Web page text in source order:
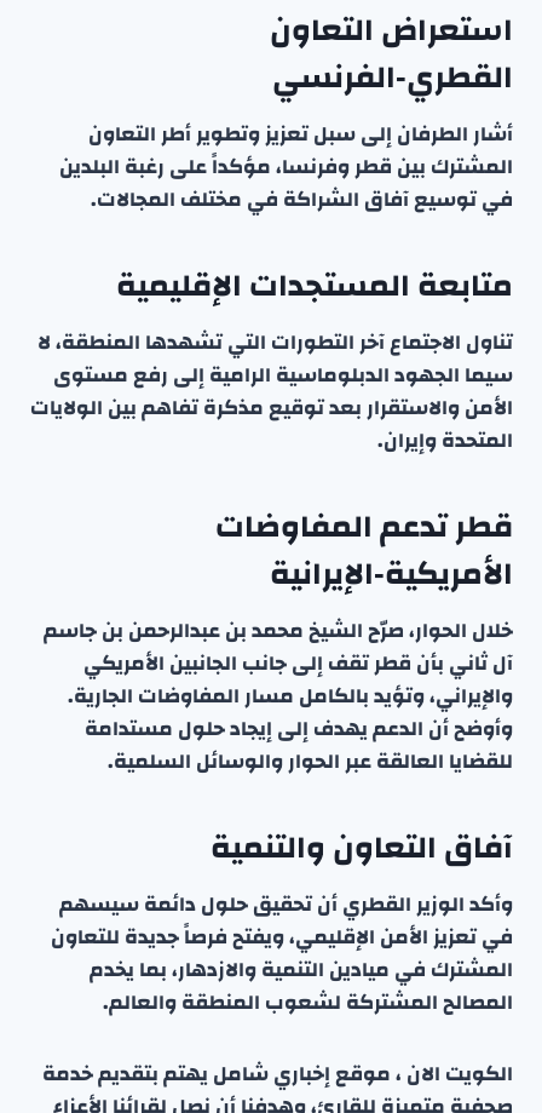
استعراض التعاون
القطري‑الفرنسي
أشار الطرفان إلى سبل تعزيز وتطوير أطر التعاون
المشترك بين قطر وفرنسا، مؤكداً على رغبة البلدين
في توسيع آفاق الشراكة في مختلف المجالات.
متابعة المستجدات الإقليمية
تناول الاجتماع آخر التطورات التي تشهدها المنطقة، لا
سيما الجهود الدبلوماسية الرامية إلى رفع مستوى
الأمن والاستقرار بعد توقيع مذكرة تفاهم بين الولايات
المتحدة وإيران.
قطر تدعم المفاوضات
الأمريكية‑الإيرانية
خلال الحوار، صرّح الشيخ محمد بن عبدالرحمن بن جاسم
آل ثاني بأن قطر تقف إلى جانب الجانبين الأمريكي
والإيراني، وتؤيد بالكامل مسار المفاوضات الجارية.
وأوضح أن الدعم يهدف إلى إيجاد حلول مستدامة
للقضايا العالقة عبر الحوار والوسائل السلمية.
آفاق التعاون والتنمية
وأكد الوزير القطري أن تحقيق حلول دائمة سيسهم
في تعزيز الأمن الإقليمي، ويفتح فرصاً جديدة للتعاون
المشترك في ميادين التنمية والازدهار، بما يخدم
المصالح المشتركة لشعوب المنطقة والعالم.
الكويت الان ، موقع إخباري شامل يهتم بتقديم خدمة